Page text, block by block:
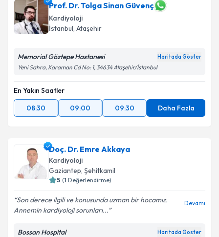
Prof. Dr. Tolga Sinan Güvenç
Kardiyoloji
İstanbul, Ataşehir
Memorial Göztepe Hastanesi Haritada Göster
Yeni Sahra, Karaman Cd No: 1, 34634 Ataşehir/İstanbul
En Yakın Saatler
08:30
09:00 09:30 Daha Fazla
Doç. Dr. Emre Akkaya
Kardiyoloji
Gaziantep, Şehitkamil
5 (1 Değerlendirme)
Son derece ilgili ve konusunda uzman bir hocamız.
Annemin kardiyoloji sorunları...
Devamı
Bossan Hospital Haritada Göster